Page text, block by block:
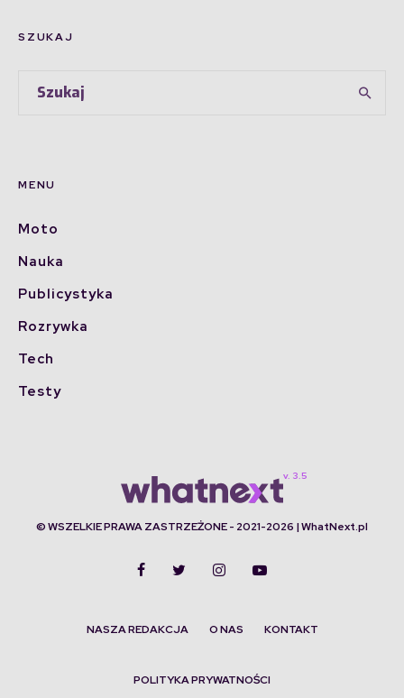
SZUKAJ
MENU
Moto
Nauka
Publicystyka
Rozrywka
Tech
Testy
© WSZELKIE PRAWA ZASTRZEŻONE - 2021-2026 | WhatNext.pl
NASZA REDAKCJA O NAS KONTAKT
POLITYKA PRYWATNOŚCI